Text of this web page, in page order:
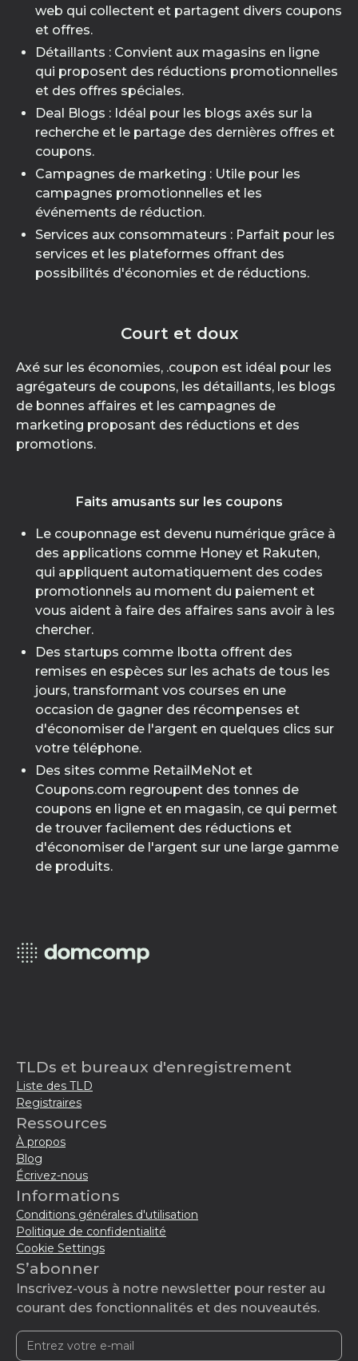
web qui collectent et partagent divers coupons
et offres.
Détaillants : Convient aux magasins en ligne
qui proposent des réductions promotionnelles
et des offres spéciales.
Deal Blogs : Idéal pour les blogs axés sur la
recherche et le partage des dernières offres et
coupons.
Campagnes de marketing : Utile pour les
campagnes promotionnelles et les
événements de réduction.
Services aux consommateurs : Parfait pour les
services et les plateformes offrant des
possibilités d'économies et de réductions.
Court et doux
Axé sur les économies, .coupon est idéal pour les
agrégateurs de coupons, les détaillants, les blogs
de bonnes affaires et les campagnes de
marketing proposant des réductions et des
promotions.
Faits amusants sur les coupons
Le couponnage est devenu numérique grâce à
des applications comme Honey et Rakuten,
qui appliquent automatiquement des codes
promotionnels au moment du paiement et
vous aident à faire des affaires sans avoir à les
chercher.
Des startups comme Ibotta offrent des
remises en espèces sur les achats de tous les
jours, transformant vos courses en une
occasion de gagner des récompenses et
d'économiser de l'argent en quelques clics sur
votre téléphone.
Des sites comme RetailMeNot et
Coupons.com regroupent des tonnes de
coupons en ligne et en magasin, ce qui permet
de trouver facilement des réductions et
d'économiser de l'argent sur une large gamme
de produits.
TLDs et bureaux d'enregistrement
Liste des TLD
Registraires
Ressources
À propos
Blog
Écrivez-nous
Informations
Conditions générales d'utilisation
Politique de confidentialité
Cookie Settings
S’abonner
Inscrivez-vous à notre newsletter pour rester au
courant des fonctionnalités et des nouveautés.